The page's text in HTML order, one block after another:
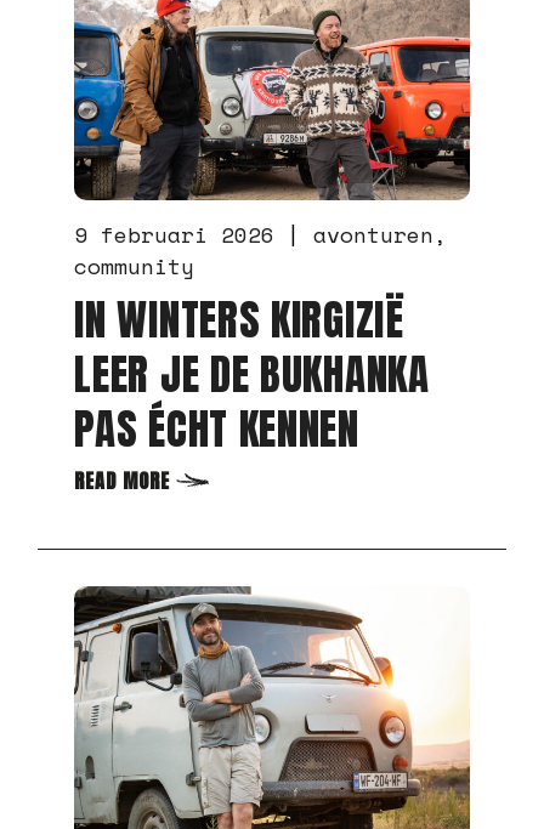
3 juni 2024
avonturen
community
meetings video's
AFTERMOVIE
AANMODDERAARS
WEEKEND OVERIJSSEL
READ MORE
31 december 2023
avonturen
video's
‘DE BUKHANKA HEEFT